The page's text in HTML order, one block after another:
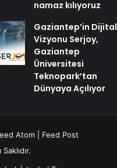
namaz kılıyoruz
Gaziantep’in Dijital
Vizyonu Serjoy,
Gaziantep
Üniversitesi
Teknopark’tan
Dünyaya Açılıyor
Atom| Feed Post